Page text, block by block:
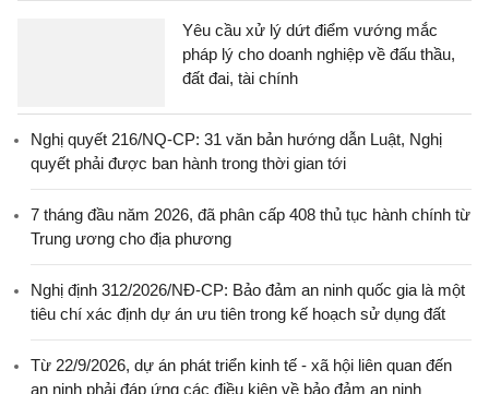
Yêu cầu xử lý dứt điểm vướng mắc
pháp lý cho doanh nghiệp về đấu thầu,
đất đai, tài chính
Nghị quyết 216/NQ-CP: 31 văn bản hướng dẫn Luật, Nghị
quyết phải được ban hành trong thời gian tới
7 tháng đầu năm 2026, đã phân cấp 408 thủ tục hành chính từ
Trung ương cho địa phương
Nghị định 312/2026/NĐ-CP: Bảo đảm an ninh quốc gia là một
tiêu chí xác định dự án ưu tiên trong kế hoạch sử dụng đất
Từ 22/9/2026, dự án phát triển kinh tế - xã hội liên quan đến
an ninh phải đáp ứng các điều kiện về bảo đảm an ninh